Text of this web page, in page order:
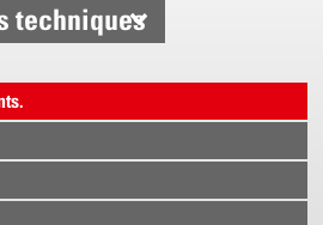
techniques